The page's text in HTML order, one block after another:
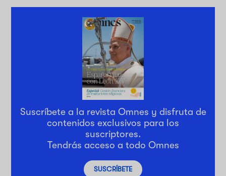
Suscríbete a la revista Omnes y disfruta de
contenidos exclusivos para los
suscriptores.
Tendrás acceso a todo Omnes
SUSCRÍBETE